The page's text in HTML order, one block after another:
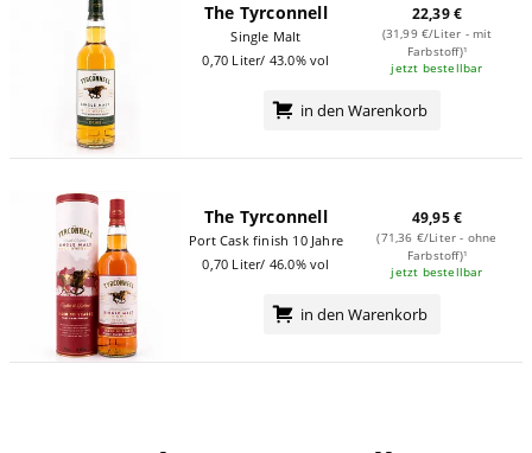
The Tyrconnell
Single Malt
0,70 Liter/ 43.0% vol
22,39 €
(31,99 €/Liter - mit
Farbstoff)¹
jetzt bestellbar
in den Warenkorb
The Tyrconnell
Port Cask finish 10 Jahre
0,70 Liter/ 46.0% vol
49,95 €
(71,36 €/Liter - ohne
Farbstoff)¹
jetzt bestellbar
in den Warenkorb